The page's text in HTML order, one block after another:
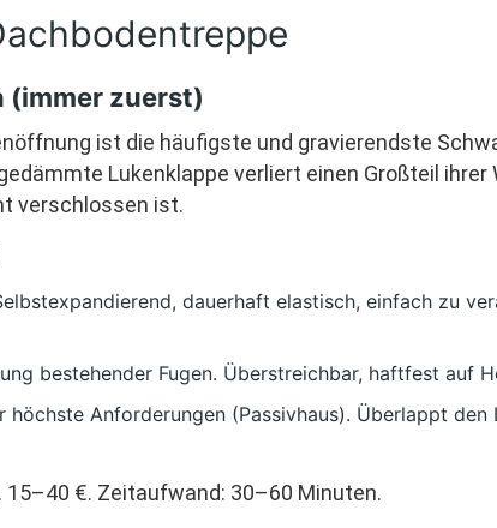
(immer zuerst)
ist die häufigste und gravierendste
Lukenklappe verliert einen Großteil ihrer
verschlossen ist.
dauerhaft elastisch, einfach zu
bestehender Fugen. Überstreichbar, haftfest auf
höchste Anforderungen (Passivhaus). Überlappt den
€. Zeitaufwand: 30–60 Minuten.